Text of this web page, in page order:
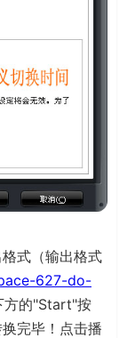
式（输出格式
627-do-
方的"Start"按
完毕！点击播